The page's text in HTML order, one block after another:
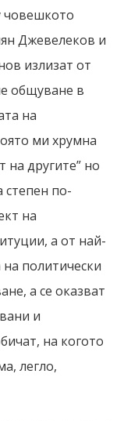
човешкото
Джевелеков и
излизат от
общуване в
на
ми хрумна
на другите” но
степен по-
на
а от най-
политически
а се оказват
и
на когото
легло,